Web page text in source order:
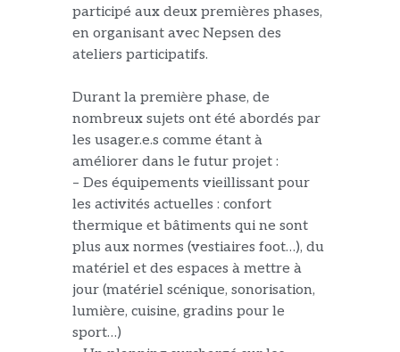
participé aux deux premières phases,
en organisant avec Nepsen des
ateliers participatifs.
Durant la première phase, de
nombreux sujets ont été abordés par
les usager.e.s comme étant à
améliorer dans le futur projet :
– Des équipements vieillissant pour
les activités actuelles : confort
thermique et bâtiments qui ne sont
plus aux normes (vestiaires foot…), du
matériel et des espaces à mettre à
jour (matériel scénique, sonorisation,
lumière, cuisine, gradins pour le
sport…)